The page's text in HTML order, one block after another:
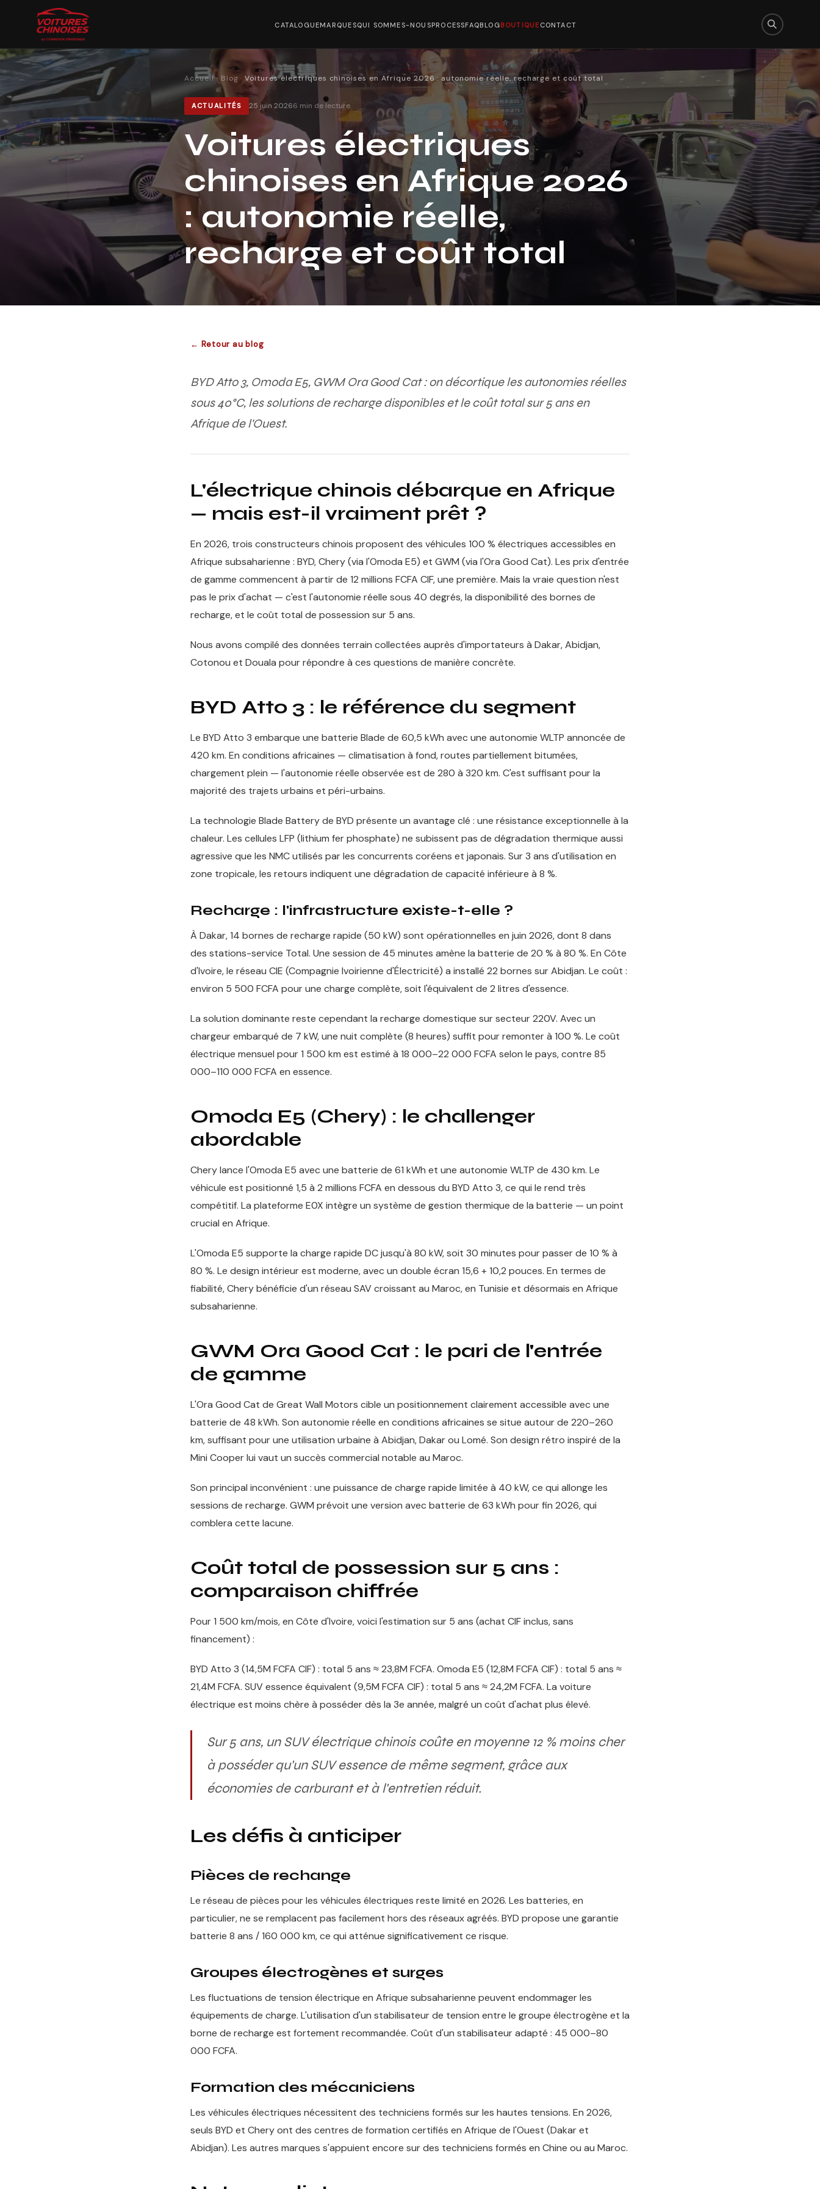
CATALOGUEMARQUESQUI SOMMES-NOUSPROCESSFAQBLOGBOUTIQUECONTACT
Accueil· Blog ·Voitures électriques chinoises en Afrique 2026 : autonomie réelle, recharge et coût total
ACTUALITÉS 25 juin 20266 min de lecture
Voitures électriques
chinoises en Afrique 2026
: autonomie réelle,
recharge et coût total
← Retour au blog
BYD Atto 3, Omoda E5, GWM Ora Good Cat : on décortique les autonomies réelles
sous 40°C, les solutions de recharge disponibles et le coût total sur 5 ans en
Afrique de l'Ouest.
L'électrique chinois débarque en Afrique
— mais est-il vraiment prêt ?
En 2026, trois constructeurs chinois proposent des véhicules 100 % électriques accessibles en
Afrique subsaharienne : BYD, Chery (via l'Omoda E5) et GWM (via l'Ora Good Cat). Les prix d'entrée
de gamme commencent à partir de 12 millions FCFA CIF, une première. Mais la vraie question n'est
pas le prix d'achat — c'est l'autonomie réelle sous 40 degrés, la disponibilité des bornes de
recharge, et le coût total de possession sur 5 ans.
Nous avons compilé des données terrain collectées auprès d'importateurs à Dakar, Abidjan,
Cotonou et Douala pour répondre à ces questions de manière concrète.
BYD Atto 3 : le référence du segment
Le BYD Atto 3 embarque une batterie Blade de 60,5 kWh avec une autonomie WLTP annoncée de
420 km. En conditions africaines — climatisation à fond, routes partiellement bitumées,
chargement plein — l'autonomie réelle observée est de 280 à 320 km. C'est suffisant pour la
majorité des trajets urbains et péri-urbains.
La technologie Blade Battery de BYD présente un avantage clé : une résistance exceptionnelle à la
chaleur. Les cellules LFP (lithium fer phosphate) ne subissent pas de dégradation thermique aussi
agressive que les NMC utilisés par les concurrents coréens et japonais. Sur 3 ans d'utilisation en
zone tropicale, les retours indiquent une dégradation de capacité inférieure à 8 %.
Recharge : l'infrastructure existe-t-elle ?
À Dakar, 14 bornes de recharge rapide (50 kW) sont opérationnelles en juin 2026, dont 8 dans
des stations-service Total. Une session de 45 minutes amène la batterie de 20 % à 80 %. En Côte
d'Ivoire, le réseau CIE (Compagnie Ivoirienne d'Électricité) a installé 22 bornes sur Abidjan. Le coût :
environ 5 500 FCFA pour une charge complète, soit l'équivalent de 2 litres d'essence.
La solution dominante reste cependant la recharge domestique sur secteur 220V. Avec un
chargeur embarqué de 7 kW, une nuit complète (8 heures) suffit pour remonter à 100 %. Le coût
électrique mensuel pour 1 500 km est estimé à 18 000–22 000 FCFA selon le pays, contre 85
000–110 000 FCFA en essence.
Omoda E5 (Chery) : le challenger
abordable
Chery lance l'Omoda E5 avec une batterie de 61 kWh et une autonomie WLTP de 430 km. Le
véhicule est positionné 1,5 à 2 millions FCFA en dessous du BYD Atto 3, ce qui le rend très
compétitif. La plateforme E0X intègre un système de gestion thermique de la batterie — un point
crucial en Afrique.
L'Omoda E5 supporte la charge rapide DC jusqu'à 80 kW, soit 30 minutes pour passer de 10 % à
80 %. Le design intérieur est moderne, avec un double écran 15,6 + 10,2 pouces. En termes de
fiabilité, Chery bénéficie d'un réseau SAV croissant au Maroc, en Tunisie et désormais en Afrique
subsaharienne.
GWM Ora Good Cat : le pari de l'entrée
de gamme
L'Ora Good Cat de Great Wall Motors cible un positionnement clairement accessible avec une
batterie de 48 kWh. Son autonomie réelle en conditions africaines se situe autour de 220–260
km, suffisant pour une utilisation urbaine à Abidjan, Dakar ou Lomé. Son design rétro inspiré de la
Mini Cooper lui vaut un succès commercial notable au Maroc.
Son principal inconvénient : une puissance de charge rapide limitée à 40 kW, ce qui allonge les
sessions de recharge. GWM prévoit une version avec batterie de 63 kWh pour fin 2026, qui
comblera cette lacune.
Coût total de possession sur 5 ans :
comparaison chiffrée
Pour 1 500 km/mois, en Côte d'Ivoire, voici l'estimation sur 5 ans (achat CIF inclus, sans
financement) :
BYD Atto 3 (14,5M FCFA CIF) : total 5 ans ≈ 23,8M FCFA. Omoda E5 (12,8M FCFA CIF) : total 5 ans ≈
21,4M FCFA. SUV essence équivalent (9,5M FCFA CIF) : total 5 ans ≈ 24,2M FCFA. La voiture
électrique est moins chère à posséder dès la 3e année, malgré un coût d'achat plus élevé.
Sur 5 ans, un SUV électrique chinois coûte en moyenne 12 % moins cher
à posséder qu'un SUV essence de même segment, grâce aux
économies de carburant et à l'entretien réduit.
Les défis à anticiper
Pièces de rechange
Le réseau de pièces pour les véhicules électriques reste limité en 2026. Les batteries, en
particulier, ne se remplacent pas facilement hors des réseaux agréés. BYD propose une garantie
batterie 8 ans / 160 000 km, ce qui atténue significativement ce risque.
Groupes électrogènes et surges
Les fluctuations de tension électrique en Afrique subsaharienne peuvent endommager les
équipements de charge. L'utilisation d'un stabilisateur de tension entre le groupe électrogène et la
borne de recharge est fortement recommandée. Coût d'un stabilisateur adapté : 45 000–80
000 FCFA.
Formation des mécaniciens
Les véhicules électriques nécessitent des techniciens formés sur les hautes tensions. En 2026,
seuls BYD et Chery ont des centres de formation certifiés en Afrique de l'Ouest (Dakar et
Abidjan). Les autres marques s'appuient encore sur des techniciens formés en Chine ou au Maroc.